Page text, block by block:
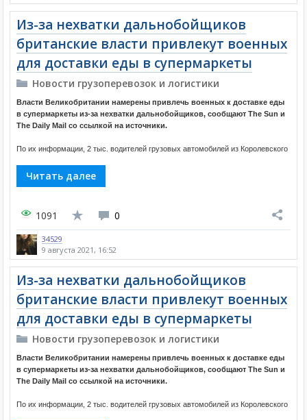
Из-за нехватки дальнобойщиков
британские власти привлекут военных
для доставки еды в супермаркеты
Новости грузоперевозок и логистики
Власти Великобритании намерены привлечь военных к доставке еды
в супермаркеты из-за нехватки дальнобойщиков, сообщают The Sun и
The Daily Mail со ссылкой на источники.
По их информации, 2 тыс. водителей грузовых автомобилей из Королевского
Читать далее
1091 0
34529
9 августа 2021, 16:52
Из-за нехватки дальнобойщиков
британские власти привлекут военных
для доставки еды в супермаркеты
Новости грузоперевозок и логистики
Власти Великобритании намерены привлечь военных к доставке еды
в супермаркеты из-за нехватки дальнобойщиков, сообщают The Sun и
The Daily Mail со ссылкой на источники.
По их информации, 2 тыс. водителей грузовых автомобилей из Королевского